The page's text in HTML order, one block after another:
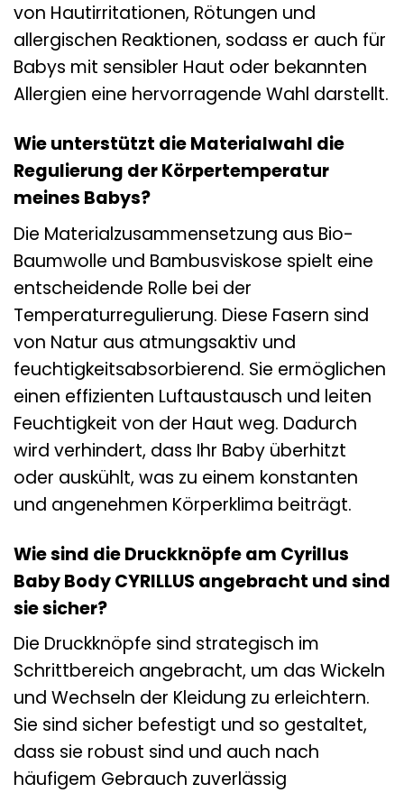
von Hautirritationen, Rötungen und
allergischen Reaktionen, sodass er auch für
Babys mit sensibler Haut oder bekannten
Allergien eine hervorragende Wahl darstellt.
Wie unterstützt die Materialwahl die
Regulierung der Körpertemperatur
meines Babys?
Die Materialzusammensetzung aus Bio-
Baumwolle und Bambusviskose spielt eine
entscheidende Rolle bei der
Temperaturregulierung. Diese Fasern sind
von Natur aus atmungsaktiv und
feuchtigkeitsabsorbierend. Sie ermöglichen
einen effizienten Luftaustausch und leiten
Feuchtigkeit von der Haut weg. Dadurch
wird verhindert, dass Ihr Baby überhitzt
oder auskühlt, was zu einem konstanten
und angenehmen Körperklima beiträgt.
Wie sind die Druckknöpfe am Cyrillus
Baby Body CYRILLUS angebracht und sind
sie sicher?
Die Druckknöpfe sind strategisch im
Schrittbereich angebracht, um das Wickeln
und Wechseln der Kleidung zu erleichtern.
Sie sind sicher befestigt und so gestaltet,
dass sie robust sind und auch nach
häufigem Gebrauch zuverlässig